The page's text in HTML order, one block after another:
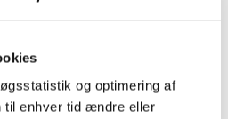
og optimering af
til enhver tid ændre eller